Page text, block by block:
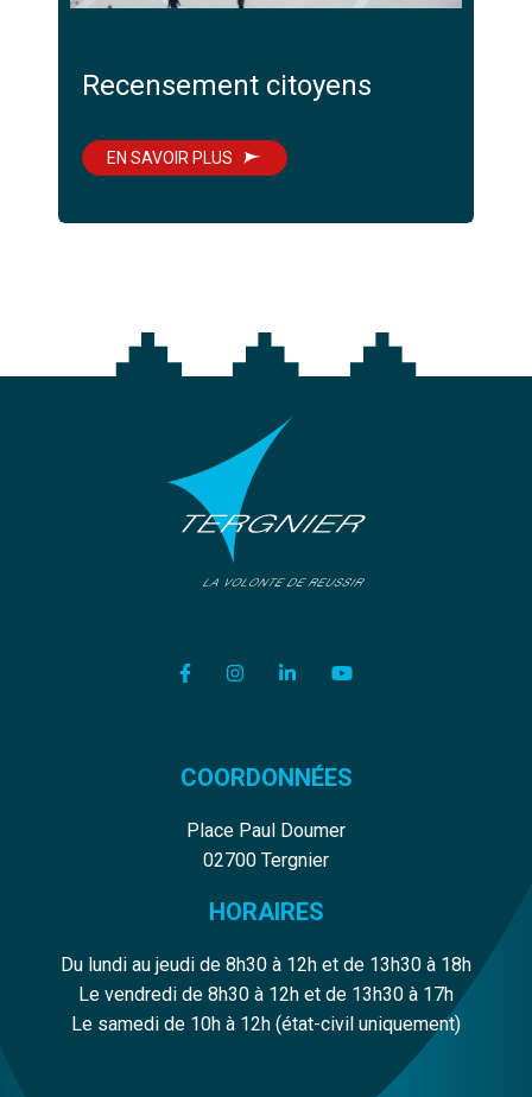
Recensement citoyens
EN SAVOIR PLUS
Lien vers le compte Facebook
Lien vers le compte Instagram
Lien vers le compte
Lien vers la chaîne
COORDONNÉES
Place Paul Doumer
02700 Tergnier
HORAIRES
Du lundi au jeudi de 8h30 à 12h et de 13h30 à 18h
Le vendredi de 8h30 à 12h et de 13h30 à 17h
Le samedi de 10h à 12h (état-civil uniquement)